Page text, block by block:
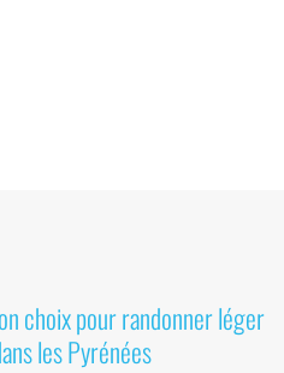
choix pour randonner léger
les Pyrénées